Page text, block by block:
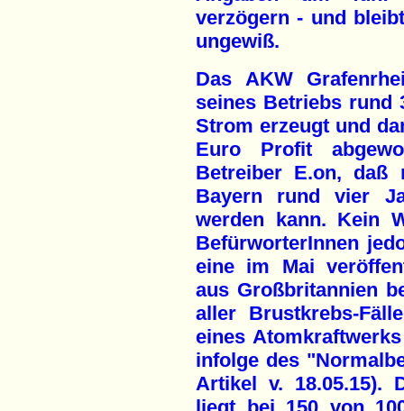
verzögern - und
ungewiß.
Das AKW
seines Betriebs rund
Strom erzeugt und
Euro Profit
Betreiber E.on, daß
Bayern rund vier
werden kann. Kein
BefürworterInnen
eine im Mai
aus Großbritannien
aller Brustkrebs-
eines
infolge des
Artikel v. 18.05.15).